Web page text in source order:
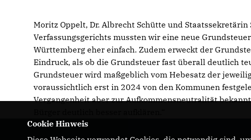
Moritz Oppelt, Dr. Albrecht Schütte und
Verfassungsgerichts mussten wir eine neue
Württemberg eher einfach. Zudem erweckt der
Eindruck, als ob die Grundsteuer fast überall deutlich
Grundsteuer wird maßgeblich vom Hebesatz der
voraussichtlich erst in 2024 von den Kommunen
Vergangenheit aber zur Aufkommensneutralität
Cookie Hinweis